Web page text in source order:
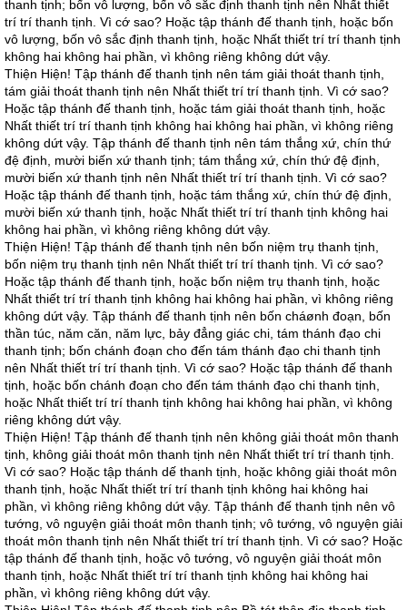
thanh tịnh; bốn vô lượng, bốn vô sắc định thanh tịnh nên Nhất thiết
trí trí thanh tịnh. Vì cớ sao? Hoặc tập thánh đế thanh tịnh, hoặc bốn
vô lượng, bốn vô sắc định thanh tịnh, hoặc Nhất thiết trí trí thanh tịnh
không hai không hai phần, vì không riêng không dứt vậy.
Thiện Hiện! Tập thánh đế thanh tịnh nên tám giải thoát thanh tịnh,
tám giải thoát thanh tịnh nên Nhất thiết trí trí thanh tịnh. Vì cớ sao?
Hoặc tập thánh đế thanh tịnh, hoặc tám giải thoát thanh tịnh, hoặc
Nhất thiết trí trí thanh tịnh không hai không hai phần, vì không riêng
không dứt vậy. Tập thánh đế thanh tịnh nên tám thắng xứ, chín thứ
đệ định, mười biến xứ thanh tịnh; tám thắng xứ, chín thứ đệ định,
mười biến xứ thanh tịnh nên Nhất thiết trí trí thanh tịnh. Vì cớ sao?
Hoặc tập thánh đế thanh tịnh, hoặc tám thắng xứ, chín thứ đệ định,
mười biến xứ thanh tịnh, hoặc Nhất thiết trí trí thanh tịnh không hai
không hai phần, vì không riêng không dứt vậy.
Thiện Hiện! Tập thánh đế thanh tịnh nên bốn niệm trụ thanh tịnh,
bốn niệm trụ thanh tịnh nên Nhất thiết trí trí thanh tịnh. Vì cớ sao?
Hoặc tập thánh đế thanh tịnh, hoặc bốn niệm trụ thanh tịnh, hoặc
Nhất thiết trí trí thanh tịnh không hai không hai phần, vì không riêng
không dứt vậy. Tập thánh đế thanh tịnh nên bốn cháønh đoạn, bốn
thần túc, năm căn, năm lực, bảy đẳng giác chi, tám thánh đạo chi
thanh tịnh; bốn chánh đoạn cho đến tám thánh đạo chi thanh tịnh
nên Nhất thiết trí trí thanh tịnh. Vì cớ sao? Hoặc tập thánh đế thanh
tịnh, hoặc bốn chánh đoạn cho đến tám thánh đạo chi thanh tịnh,
hoặc Nhất thiết trí trí thanh tịnh không hai không hai phần, vì không
riêng không dứt vậy.
Thiện Hiện! Tập thánh đế thanh tịnh nên không giải thoát môn thanh
tịnh, không giải thoát môn thanh tịnh nên Nhất thiết trí trí thanh tịnh.
Vì cớ sao? Hoặc tập thánh dế thanh tịnh, hoặc không giải thoát môn
thanh tịnh, hoặc Nhất thiết trí trí thanh tịnh không hai không hai
phần, vì không riêng không dứt vậy. Tập thánh đế thanh tịnh nên vô
tướng, vô nguyện giải thoát môn thanh tịnh; vô tướng, vô nguyện giải
thoát môn thanh tịnh nên Nhất thiết trí trí thanh tịnh. Vì cớ sao? Hoặc
tập thánh đế thanh tịnh, hoặc vô tướng, vô nguyện giải thoát môn
thanh tịnh, hoặc Nhất thiết trí trí thanh tịnh không hai không hai
phần, vì không riêng không dứt vậy.